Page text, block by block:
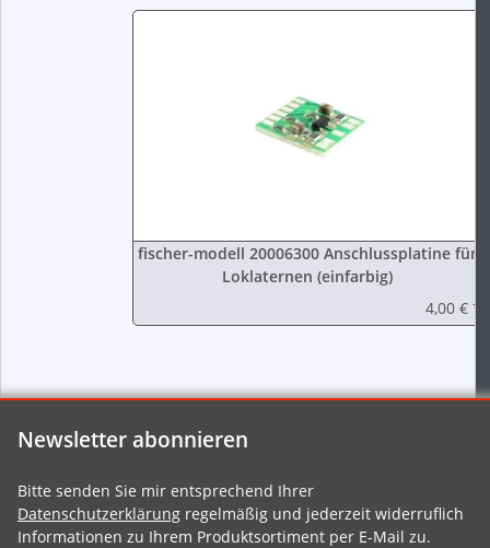
fischer-modell 20006300 Anschlussplatine für
Loklaternen (einfarbig)
4,00 € *
Newsletter abonnieren
Bitte senden Sie mir entsprechend Ihrer
Datenschutzerklärung regelmäßig und jederzeit widerruflich
Informationen zu Ihrem Produktsortiment per E-Mail zu.